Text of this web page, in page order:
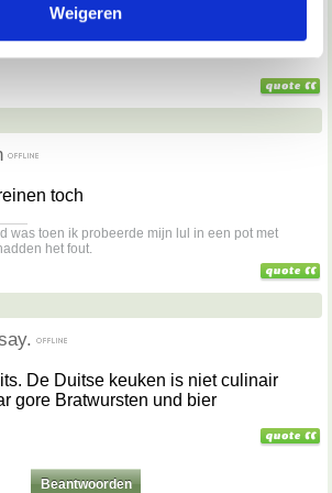
van jouw gebruik van hun services.
Weigeren
trein reizen.
toch
was toen ik probeerde mijn lul in een pot met
het fout.
De Duitse keuken is niet culinair
gore Bratwursten und bier
Beantwoorden